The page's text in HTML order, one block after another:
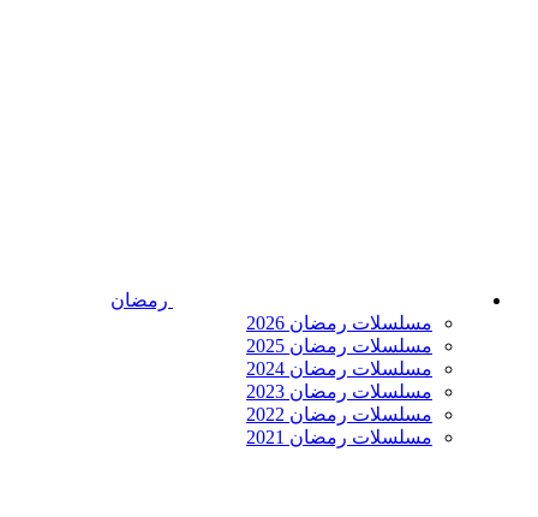
رمضان
مسلسلات رمضان 2026
مسلسلات رمضان 2025
مسلسلات رمضان 2024
مسلسلات رمضان 2023
مسلسلات رمضان 2022
مسلسلات رمضان 2021